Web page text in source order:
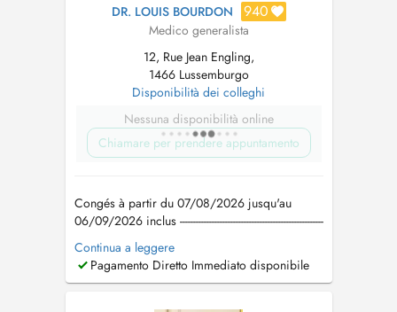
DR. LOUIS BOURDON 940
Medico generalista
12, Rue Jean Engling,
1466 Lussemburgo
Disponibilità dei colleghi
Nessuna disponibilità online
Chiamare per prendere appuntamento
Congés à partir du 07/08/2026 jusqu'au
06/09/2026 inclus ------------------------------------------------------
---------------------------------------------------------------------- Tel: +352
661 471 841 e-mail:
louis-
bourdon@hotmail.comNe réalise pas de
Continua a leggere
Pagamento Diretto Immediato disponibile